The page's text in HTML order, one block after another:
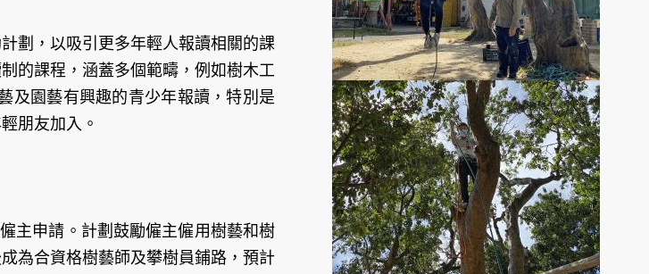
劃，以吸引更多年輕人報讀相關的課
的課程，涵蓋多個範疇，例如樹木工
及園藝有興趣的青少年報讀，特別是
朋友加入。
主申請。計劃鼓勵僱主僱用樹藝和樹
為合資格樹藝師及攀樹員鋪路，預計